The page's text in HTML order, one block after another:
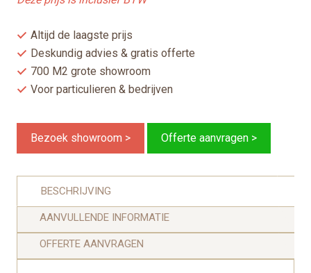
Altijd de laagste prijs
Deskundig advies & gratis offerte
700 M2 grote showroom
Voor particulieren & bedrijven
Bezoek showroom > Offerte aanvragen >
BESCHRIJVING
AANVULLENDE INFORMATIE
OFFERTE AANVRAGEN